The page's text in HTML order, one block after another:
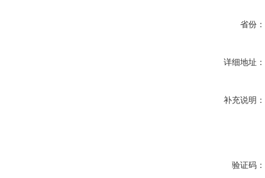
省份：
详细地址：
补充说明：
验证码：